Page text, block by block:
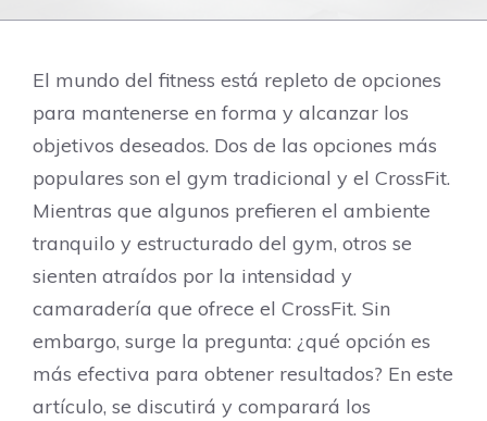
El mundo del fitness está repleto de opciones
para mantenerse en forma y alcanzar los
objetivos deseados. Dos de las opciones más
populares son el gym tradicional y el CrossFit.
Mientras que algunos prefieren el ambiente
tranquilo y estructurado del gym, otros se
sienten atraídos por la intensidad y
camaradería que ofrece el CrossFit. Sin
embargo, surge la pregunta: ¿qué opción es
más efectiva para obtener resultados? En este
artículo, se discutirá y comparará los